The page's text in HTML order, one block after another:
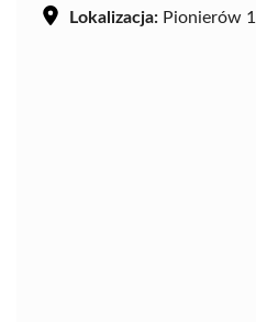
Lokalizacja: Pionierów